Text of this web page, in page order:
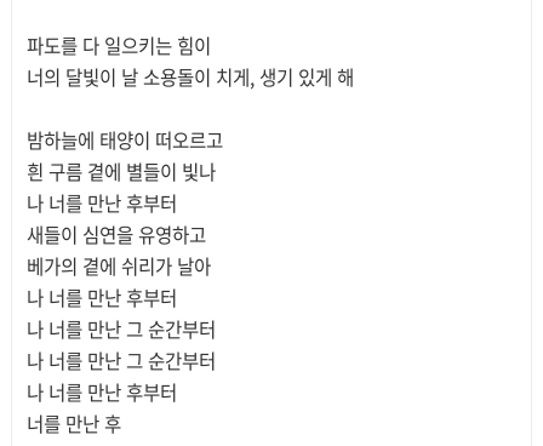
파도를 다 일으키는 힘이
너의 달빛이 날 소용돌이 치게, 생기 있게 해
밤하늘에 태양이 떠오르고
흰 구름 곁에 별들이 빛나
나 너를 만난 후부터
새들이 심연을 유영하고
베가의 곁에 쉬리가 날아
나 너를 만난 후부터
나 너를 만난 그 순간부터
나 너를 만난 그 순간부터
나 너를 만난 후부터
너를 만난 후